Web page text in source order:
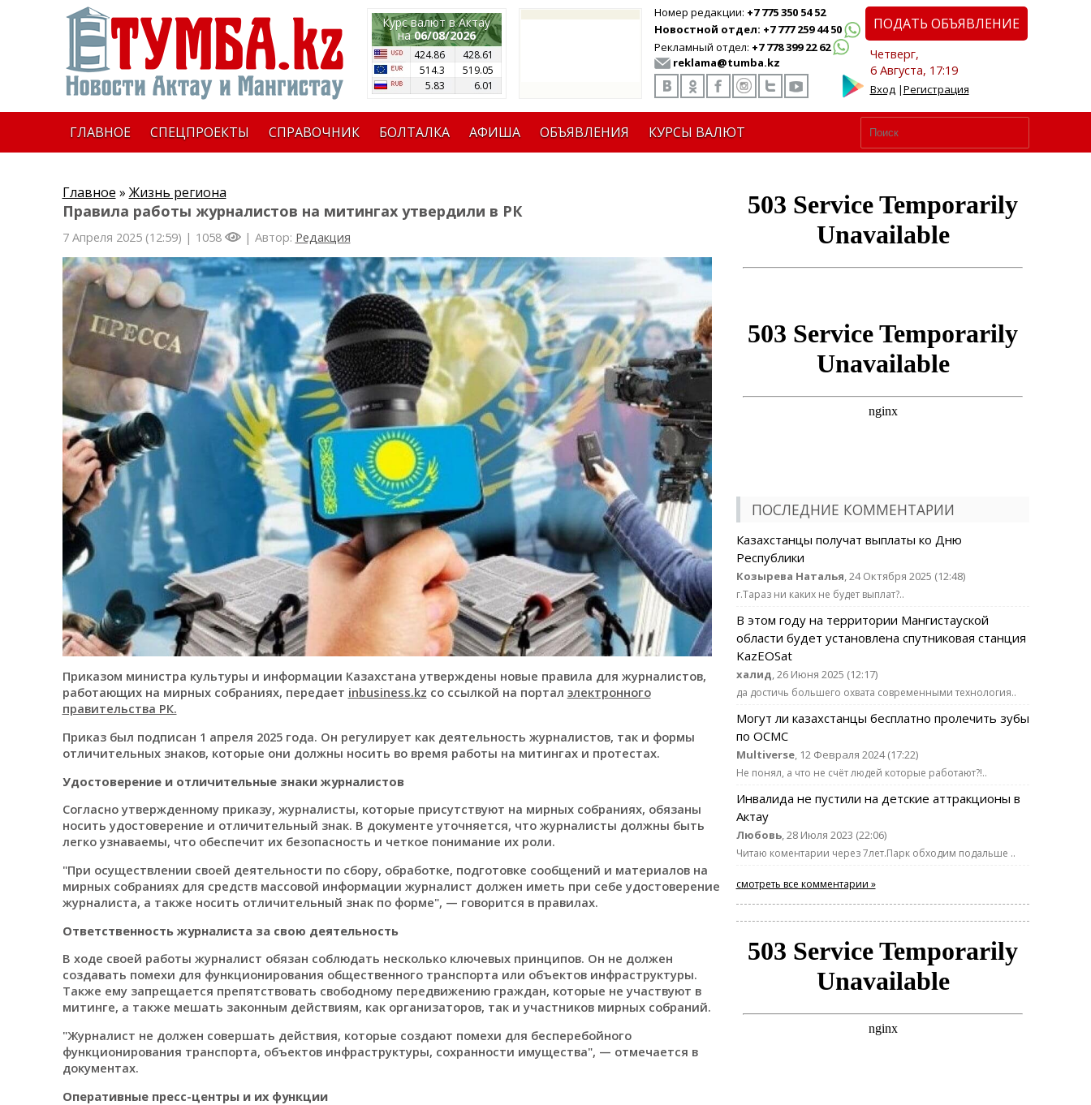
Курс валют в Актау
на06/08/2026
424.86
428.61
514.3
519.05
5.83
6.01
Номер редакции: +7 775 350 54 52
Новостной отдел: +7 777 259 44 50
Рекламный отдел: +7 778 399 22 62
reklama@tumba.kz
ПОДАТЬ ОБЪЯВЛЕНИЕ
Четверг,
6 Августа, 17:19
Вход|Регистрация
ГЛАВНОЕ СПЕЦПРОЕКТЫ СПРАВОЧНИК БОЛТАЛКА АФИША ОБЪЯВЛЕНИЯ КУРСЫ ВАЛЮТ
Главное » Жизнь региона
Правила работы журналистов на митингах утвердили в РК
7 Апреля 2025 (12:59) | 1058 | Автор: Редакция
Приказом министра культуры и информации Казахстана утверждены новые правила для журналистов,
работающих на мирных собраниях, передает inbusiness.kz со ссылкой на портал электронного
правительства РК.
Приказ был подписан 1 апреля 2025 года. Он регулирует как деятельность журналистов, так и формы
отличительных знаков, которые они должны носить во время работы на митингах и протестах.
Удостоверение и отличительные знаки журналистов
Согласно утвержденному приказу, журналисты, которые присутствуют на мирных собраниях, обязаны
носить удостоверение и отличительный знак. В документе уточняется, что журналисты должны быть
легко узнаваемы, что обеспечит их безопасность и четкое понимание их роли.
"При осуществлении своей деятельности по сбору, обработке, подготовке сообщений и материалов на
мирных собраниях для средств массовой информации журналист должен иметь при себе удостоверение
журналиста, а также носить отличительный знак по форме", — говорится в правилах.
Ответственность журналиста за свою деятельность
В ходе своей работы журналист обязан соблюдать несколько ключевых принципов. Он не должен
создавать помехи для функционирования общественного транспорта или объектов инфраструктуры.
Также ему запрещается препятствовать свободному передвижению граждан, которые не участвуют в
митинге, а также мешать законным действиям, как организаторов, так и участников мирных собраний.
"Журналист не должен совершать действия, которые создают помехи для бесперебойного
функционирования транспорта, объектов инфраструктуры, сохранности имущества", — отмечается в
документах.
Оперативные пресс-центры и их функции
ПОСЛЕДНИЕ КОММЕНТАРИИ
Казахстанцы получат выплаты ко Дню
Республики
Козырева Наталья, 24 Октября 2025 (12:48)
г.Тараз ни каких не будет выплат?..
В этом году на территории Мангистауской
области будет установлена спутниковая станция
KazEOSat
халид, 26 Июня 2025 (12:17)
да достичь большего охвата современными технология..
Могут ли казахстанцы бесплатно пролечить зубы
по ОСМС
Multiverse, 12 Февраля 2024 (17:22)
Не понял, а что не счёт людей которые работают?!..
Инвалида не пустили на детские аттракционы в
Актау
Любовь, 28 Июля 2023 (22:06)
Читаю коментарии через 7лет.Парк обходим подальше ..
смотреть все комментарии »